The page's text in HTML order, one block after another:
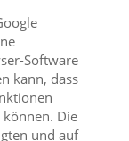
Software
kann, dass
Die
und auf